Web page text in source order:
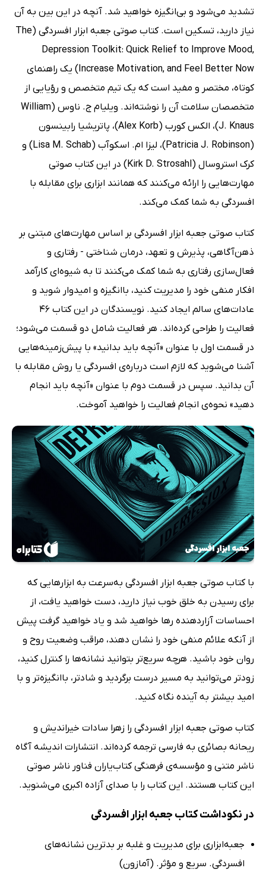
تشدید می‌شود و بی‌انگیزه خواهید شد. آنچه در این بین به آن
نیاز دارید، تسکین است. کتاب صوتی جعبه ابزار افسردگی (The
Depression Toolkit: Quick Relief to Improve Mood,
Increase Motivation, and Feel Better Now) یک راهنمای
کوتاه، مختصر و مفید است که یک تیم متخصص و رؤیایی از
متخصصان سلامت آن را نوشته‌اند. ویلیام ج. ناوس (William
J. Knaus)، الکس کورب (Alex Korb)، پاتریشیا رابینسون
(Patricia J. Robinson)، لیزا ام. اسکوآب (Lisa M. Schab) و
کرک استروسال (Kirk D. Strosahl) در این کتاب صوتی
مهارت‌هایی را ارائه می‌کنند که همانند ابزاری برای مقابله با
افسردگی به شما کمک می‌کند.
کتاب صوتی جعبه ابزار افسردگی بر اساس مهارت‌های مبتنی بر
ذهن‌آگاهی، پذیرش و تعهد، درمان شناختی - رفتاری و
فعال‌سازی رفتاری به شما کمک می‌کنند تا به شیوه‌ای کارآمد
افکار منفی خود را مدیریت کنید، باانگیزه و امیدوار شوید و
عادات‌های سالم ایجاد کنید. نویسندگان در این کتاب 46
فعالیت را طراحی کرده‌اند. هر فعالیت شامل دو قسمت می‌شود؛
در قسمت اول با عنوان «آنچه باید بدانید» با پیش‌زمینه‌هایی
آشنا می‌شوید که لازم است درباره‌ی افسردگی یا روش مقابله با
آن بدانید. سپس در قسمت دوم با عنوان «آنچه باید انجام
دهید» نحوه‌ی انجام فعالیت را خواهید آموخت.
با کتاب صوتی جعبه ابزار افسردگی به‌سرعت به ابزارهایی که
برای رسیدن به خلق خوب نیاز دارید، دست خواهید یافت، از
احساسات آزاردهنده رها خواهید شد و یاد خواهید گرفت پیش
از آنکه علائم منفی خود را نشان دهند، مراقب وضعیت روح و
روان خود باشید. هرچه سریع‌تر بتوانید نشانه‌ها را کنترل کنید،
زودتر می‌توانید به مسیر درست برگردید و شادتر، باانگیزه‌تر و با
امید بیشتر به آینده نگاه کنید.
کتاب صوتی جعبه ابزار افسردگی را زهرا سادات خیراندیش و
ریحانه بصائری به فارسی ترجمه کرده‌اند. انتشارات اندیشه آگاه
ناشر متنی و مؤسسه‌ی فرهنگی کتاب‌یاران فناور ناشر صوتی
این کتاب هستند. این کتاب را با صدای آزاده اکبری می‌‌شنوید.
در نکوداشت‌ کتاب جعبه ابزار افسردگی
جعبه‌ابزاری برای مدیریت و غلبه بر بدترین نشانه‌های
افسردگی. سریع و مؤثر. (آمازون)